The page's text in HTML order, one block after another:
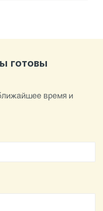
готовы
время и